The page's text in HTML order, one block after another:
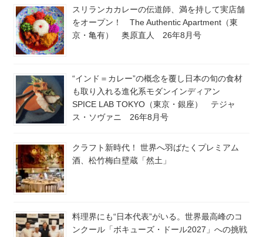
スリランカカレーの伝道師、満を持して実店舗
をオープン！ The Authentic Apartment（東
京・亀有） 奥原直人 26年8月号
“インド＝カレー”の概念を覆し日本の旬の食材
も取り入れる進化系モダンインディアン
SPICE LAB TOKYO（東京・銀座） テジャ
ス・ソヴァニ 26年8月号
クラフト新時代！ 世界へ羽ばたくプレミアム
酒、松竹梅白壁蔵「然土」
料理界にも“日本代表”がいる。世界最高峰のコ
ンクール「ボキューズ・ドール2027」への挑戦